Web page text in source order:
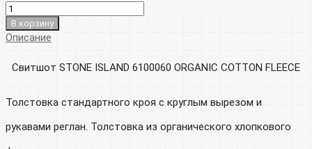
В корзину
Описание
Свитшот STONE ISLAND 6100060 ORGANIC COTTON FLEECE
Толстовка стандартного кроя с круглым вырезом и
рукавами реглан. Толстовка из органического хлопкового